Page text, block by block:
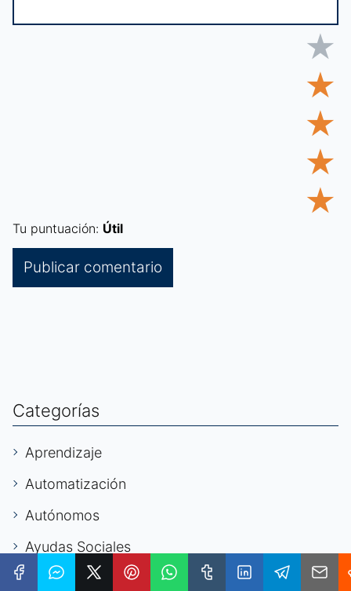
★
★
★
★
★
Tu puntuación: Útil
Categorías
Aprendizaje
Automatización
Autónomos
Ayudas Sociales
Becarios